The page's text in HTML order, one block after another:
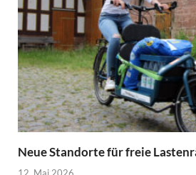
Neue Standorte für freie